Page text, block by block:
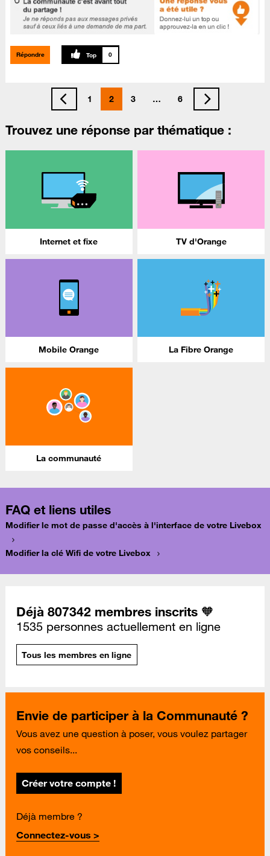
Répondre 0
1 2 3 … 6
Trouvez une réponse par thématique :
Internet et fixe TV d'Orange
Mobile Orange La Fibre Orange
La communauté
FAQ et liens utiles
Modifier le mot de passe d'accès à l'interface de votre Livebox
Modifier la clé Wifi de votre Livebox
Déjà 807342 membres inscrits 🧡
1535 personnes actuellement en ligne
Tous les membres en ligne
Envie de participer à la Communauté ?
Vous avez une question à poser, vous voulez partager
vos conseils...
Créer votre compte !
Déjà membre ?
Connectez-vous >